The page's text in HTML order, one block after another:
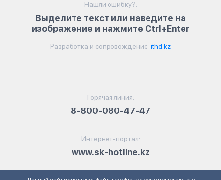
Нашли ошибку?:
Выделите текст или наведите на
изображение и нажмите Ctrl+Enter
Разработка и сопровождение ithd.kz
Горячая линия:
8-800-080-47-47
Интернет-портал:
www.sk-hotline.kz